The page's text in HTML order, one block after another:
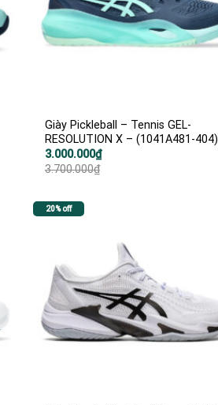
Giày Pickleball – Tennis GEL-
RESOLUTION X – (1041A481-404)
3.700.000₫
Giá
gốc
là:
3.000.000₫
Giá
hiện
tại
20% off